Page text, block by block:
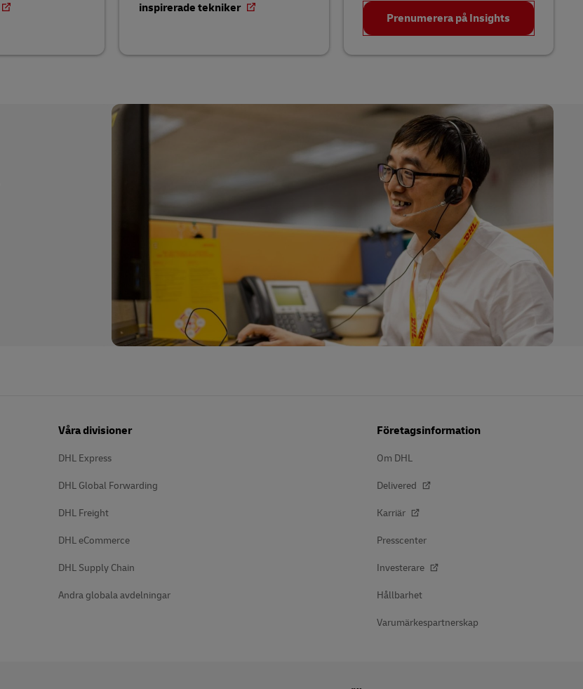
inspirerade tekniker
Prenumerera på Insights
Våra divisioner
DHL Express
DHL Global Forwarding
DHL Freight
DHL eCommerce
DHL Supply Chain
Andra globala avdelningar
Företagsinformation
Om DHL
Delivered
Karriär
Presscenter
Investerare
Hållbarhet
Varumärkespartnerskap